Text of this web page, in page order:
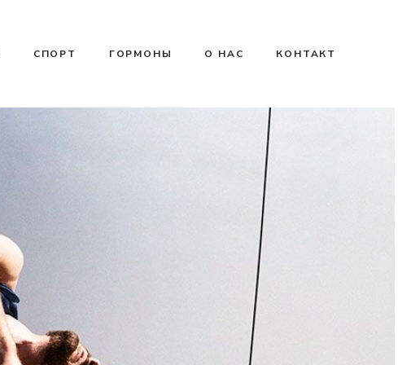
СПОРТ ГОРМОНЫ О НАС КОНТАКТ